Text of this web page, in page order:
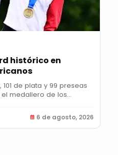
histórico en
de plata y 99 preseas
medallero de los...
6 de agosto, 2026